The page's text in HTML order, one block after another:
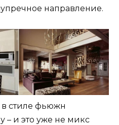
направление.
стиле фьюжн
– и это уже не микс